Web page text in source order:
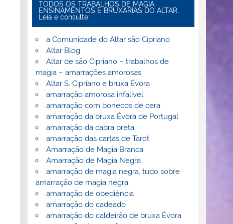
TODOS OS TRABALHOS DE MAGIA,
ENSINAMENTOS E BRUXARIAS DO ALTAR.
Leia e consulte:
a Comunidade do Altar são Cipriano
Altar Blog
Altar de são Cipriano – trabalhos de
magia – amarrações amorosas
Altar S. Cipriano e bruxa Évora
amarração amorosa infalível
amarração com bonecos de cera
amarração da bruxa Évora de Portugal
amarração da cabra preta
amarração das cartas de Tarot
Amarração de Magia Branca
Amarração de Magia Negra
amarração de magia negra, tudo sobre
amarração de magia negra
amarração de obediência
amarração do cadeado
amarração do caldeirão de bruxa Èvora